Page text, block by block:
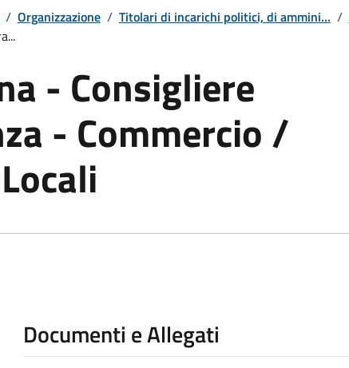
/ Organizzazione / Titolari di incarichi politici, di ammini... /
- Consigliere
- Commercio /
Documenti e Allegati